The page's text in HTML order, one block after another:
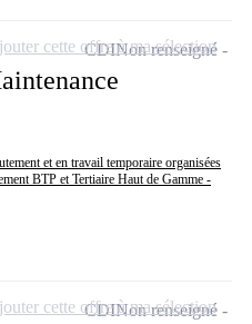
et en travail temporaire organisées
BTP et Tertiaire Haut de Gamme -
CDINon renseigné
cette offre à ma sélection
CDINon renseigné
cette offre à ma sélection